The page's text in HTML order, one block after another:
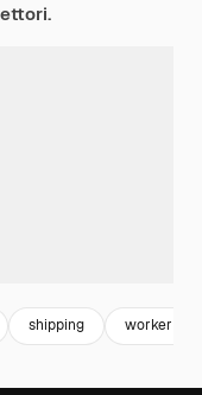
shipping worker